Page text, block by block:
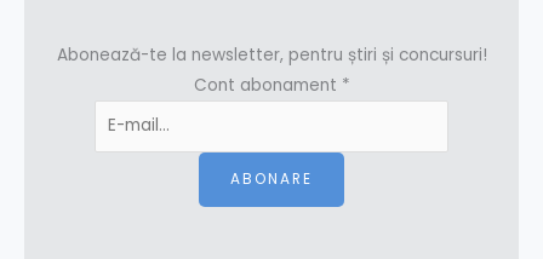
Abonează-te la newsletter, pentru știri și concursuri!
Cont abonament *
ABONARE